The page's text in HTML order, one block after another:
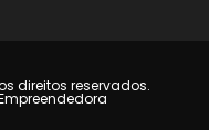
direitos reservados.